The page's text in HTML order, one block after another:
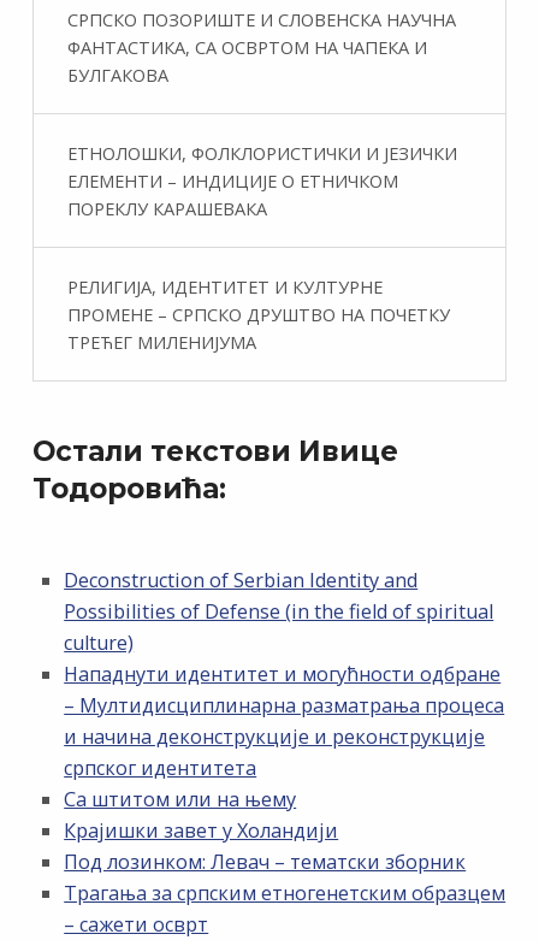
СРПСКО ПОЗОРИШТЕ И СЛОВЕНСКА НАУЧНА
ФАНТАСТИКA, СА ОСВРТОМ НА ЧАПЕКА И
БУЛГАКОВА
ЕТНОЛОШКИ, ФОЛКЛОРИСТИЧКИ И ЈЕЗИЧКИ
ЕЛЕМЕНТИ – ИНДИЦИЈЕ О ЕТНИЧКОМ
ПОРЕКЛУ КАРАШЕВАКА
РЕЛИГИЈА, ИДЕНТИТЕТ И КУЛТУРНЕ
ПРОМЕНЕ – СРПСКО ДРУШТВО НА ПОЧЕТКУ
ТРЕЋЕГ МИЛЕНИЈУМА
Остали текстови Ивице
Тодоровића:
Deconstruction of Serbian Identity and
Possibilities of Defense (in the field of spiritual
culture)
Нападнути идентитет и могућности одбране
– Мултидисциплинарна разматрања процеса
и начина деконструкције и реконструкције
српског идентитета
Са штитом или на њему
Крајишки завет у Холандији
Под лозинком: Левач – тематски зборник
Трагања за српским етногенетским образцем
– сажети осврт